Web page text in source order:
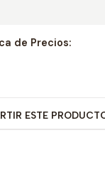
de Precios:
ESTE